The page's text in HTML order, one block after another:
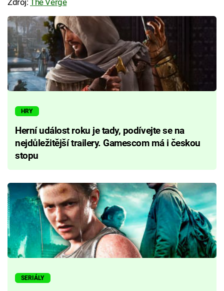
HRY
Herní událost roku je tady, podívejte se na
nejdůležitější trailery. Gamescom má i českou
stopu
SERIÁLY